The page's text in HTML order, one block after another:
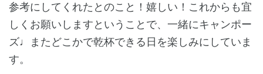
参考にしてくれたとのこと！嬉しい！これからも宜
しくお願いしますということで、一緒にキャンポー
ズ♩またどこかで乾杯できる日を楽しみにしていま
す。